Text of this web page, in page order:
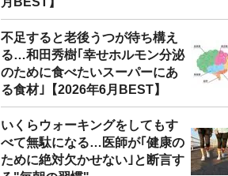
不足すると老後うつが待ち構え
る…和田秀樹｢幸せホルモン分泌
のために食べたいスーパーにあ
る食材｣【2026年6月BEST】
いくらウォーキングをしてもす
べて無駄になる…医師が｢健康の
ために絶対欠かせない｣と断言す